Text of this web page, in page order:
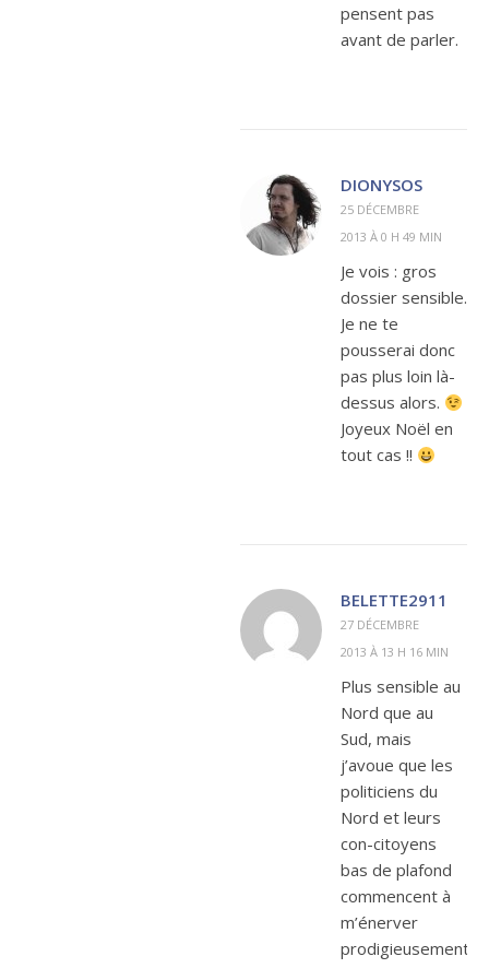
pensent pas
avant de parler.
DIONYSOS
25 DÉCEMBRE
2013 À 0 H 49 MIN
Je vois : gros
dossier sensible.
Je ne te
pousserai donc
pas plus loin là-
dessus alors.
Joyeux Noël en
tout cas !!
BELETTE2911
27 DÉCEMBRE
2013 À 13 H 16 MIN
Plus sensible au
Nord que au
Sud, mais
j’avoue que les
politiciens du
Nord et leurs
con-citoyens
bas de plafond
commencent à
m’énerver
prodigieusement.